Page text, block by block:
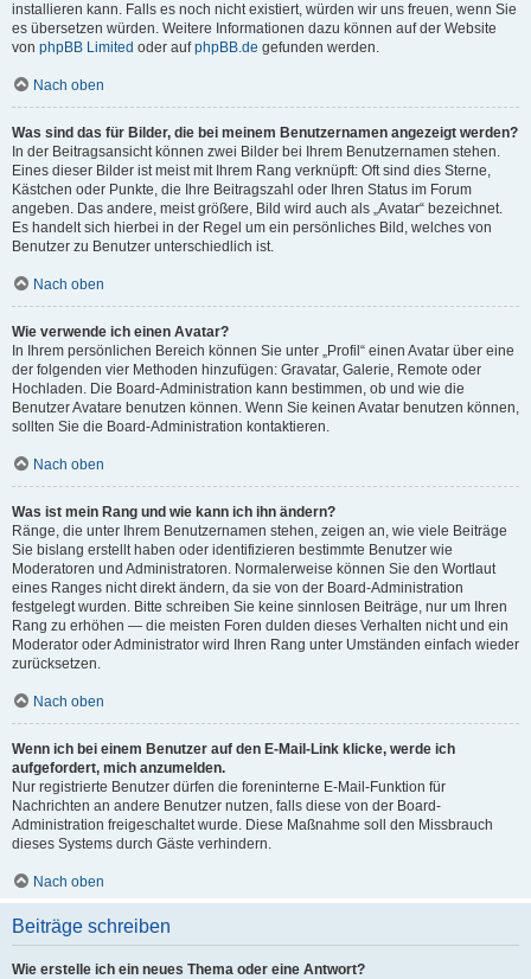
installieren kann. Falls es noch nicht existiert, würden wir uns freuen, wenn Sie
es übersetzen würden. Weitere Informationen dazu können auf der Website
von phpBB Limited oder aufphpBB.de gefunden werden.
Nach oben
Was sind das für Bilder, die bei meinem Benutzernamen angezeigt werden?
In der Beitragsansicht können zwei Bilder bei Ihrem Benutzernamen stehen.
Eines dieser Bilder ist meist mit Ihrem Rang verknüpft: Oft sind dies Sterne,
Kästchen oder Punkte, die Ihre Beitragszahl oder Ihren Status im Forum
angeben. Das andere, meist größere, Bild wird auch als „Avatar“ bezeichnet.
Es handelt sich hierbei in der Regel um ein persönliches Bild, welches von
Benutzer zu Benutzer unterschiedlich ist.
Nach oben
Wie verwende ich einen Avatar?
In Ihrem persönlichen Bereich können Sie unter „Profil“ einen Avatar über eine
der folgenden vier Methoden hinzufügen: Gravatar, Galerie, Remote oder
Hochladen. Die Board-Administration kann bestimmen, ob und wie die
Benutzer Avatare benutzen können. Wenn Sie keinen Avatar benutzen können,
sollten Sie die Board-Administration kontaktieren.
Nach oben
Was ist mein Rang und wie kann ich ihn ändern?
Ränge, die unter Ihrem Benutzernamen stehen, zeigen an, wie viele Beiträge
Sie bislang erstellt haben oder identifizieren bestimmte Benutzer wie
Moderatoren und Administratoren. Normalerweise können Sie den Wortlaut
eines Ranges nicht direkt ändern, da sie von der Board-Administration
festgelegt wurden. Bitte schreiben Sie keine sinnlosen Beiträge, nur um Ihren
Rang zu erhöhen — die meisten Foren dulden dieses Verhalten nicht und ein
Moderator oder Administrator wird Ihren Rang unter Umständen einfach wieder
zurücksetzen.
Nach oben
Wenn ich bei einem Benutzer auf den E-Mail-Link klicke, werde ich
aufgefordert, mich anzumelden.
Nur registrierte Benutzer dürfen die foreninterne E-Mail-Funktion für
Nachrichten an andere Benutzer nutzen, falls diese von der Board-
Administration freigeschaltet wurde. Diese Maßnahme soll den Missbrauch
dieses Systems durch Gäste verhindern.
Nach oben
Beiträge schreiben
Wie erstelle ich ein neues Thema oder eine Antwort?